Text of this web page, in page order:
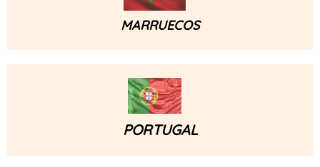
MARRUECOS
PORTUGAL